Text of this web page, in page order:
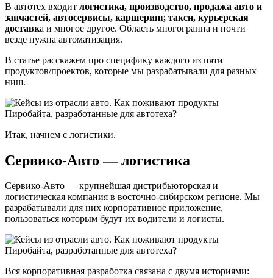
В автотех входит логистика, производство, продажа авто и
запчастей, автосервисы, каршеринг, такси, курьерская
доставка и многое другое. Область многогранна и почти
везде нужна автоматизация.
В статье расскажем про специфику каждого из пяти
продуктов/проектов, которые мы разрабатывали для разных
ниш.
Итак, начнем с логистики.
Сервико-Авто — логистика
Сервико-Авто — крупнейшая дистрибьюторская и
логистическая компания в восточно-сибирском регионе. Мы
разрабатывали для них корпоративное приложение,
пользоваться которым будут их водители и логисты.
Вся корпоративная разработка связана с двумя историями: